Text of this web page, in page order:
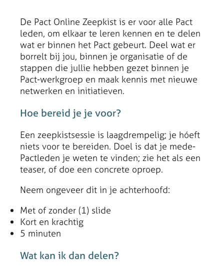
De Pact Online Zeepkist is er voor alle Pact
leden, om elkaar te leren kennen en te delen
wat er binnen het Pact gebeurt. Deel wat er
borrelt bij jou, binnen je organisatie of de
stappen die jullie hebben gezet binnen je
Pact-werkgroep en maak kennis met nieuwe
netwerken en initiatieven.
Hoe bereid je je voor?
Een zeepkistsessie is laagdrempelig; je hóeft
niets voor te bereiden. Doel is dat je mede-
Pactleden je weten te vinden; zie het als een
teaser, of doe een concrete oproep.
Neem ongeveer dit in je achterhoofd:
Met of zonder (1) slide
Kort en krachtig
5 minuten
Wat kan ik dan delen?